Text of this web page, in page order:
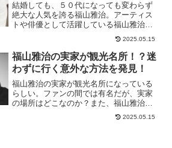
結婚しても、５０代になっても変わらず
絶大な人気を誇る福山雅治。アーティス
トや俳優として活躍している福山雅治で
すが、実は副業もやっているのだとか。
今回は、福山雅治がやっている副業の噂
について詳しく調査しました！福山雅治
３つの副業！福山雅治はシ...
2025.05.15
福山雅治の実家が観光名所！？迷
わずに行く意外な方法を発見！
福山雅治の実家が観光名所になっている
らしい。ファンの間では有名だが、実家
の場所はどこなのか？また、福山雅治の
実家に迷わずに行くための意外な方法
2025.05.15